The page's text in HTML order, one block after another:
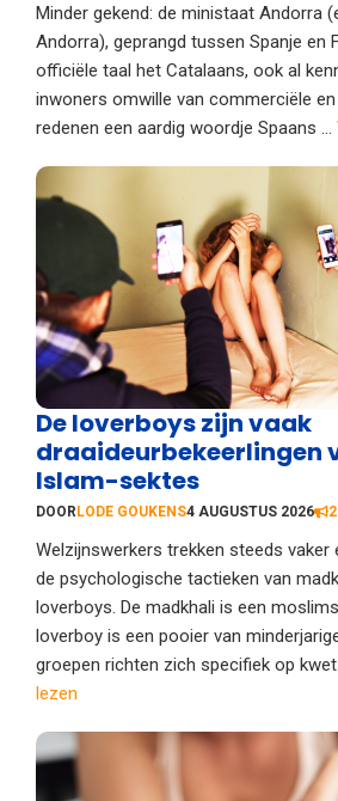
Minder gekend: de ministaat Andorra
Andorra), geprangd tussen Spanje en
officiële taal het Catalaans, ook al
inwoners omwille van commerciële
redenen een aardig woordje Spaans ...
De loverboys zijn vaak
draaideurbekeerlingen
Islam-sektes
DOORLODE GOUKENS4 AUGUSTUS 2026 2
Welzijnswerkers trekken steeds vaker
de psychologische tactieken van
loverboys. De madkhali is een
loverboy is een pooier van
groepen richten zich specifiek op
lezen